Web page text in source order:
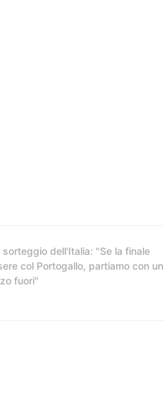
sorteggio dell'Italia: "Se la finale
col Portogallo, partiamo con un
fuori"